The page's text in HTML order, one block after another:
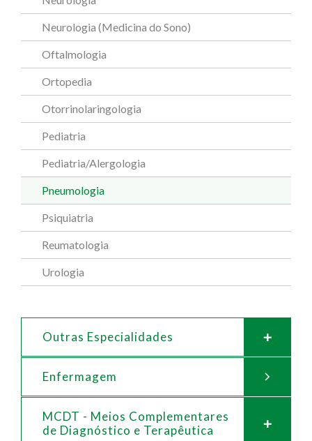
Neurologia (Medicina do Sono)
Oftalmologia
Ortopedia
Otorrinolaringologia
Pediatria
Pediatria/Alergologia
Pneumologia
Psiquiatria
Reumatologia
Urologia
Outras Especialidades
Enfermagem
MCDT - Meios Complementares
de Diagnóstico e Terapêutica